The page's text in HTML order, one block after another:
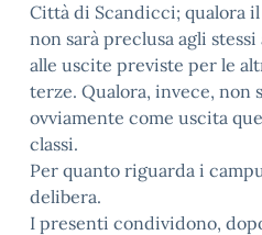
Città di Scandicci; qualora
non sarà preclusa agli
alle uscite previste per le
terze. Qualora, invece, non
ovviamente come uscita
classi.
Per quanto riguarda i
delibera.
I presenti condividono,